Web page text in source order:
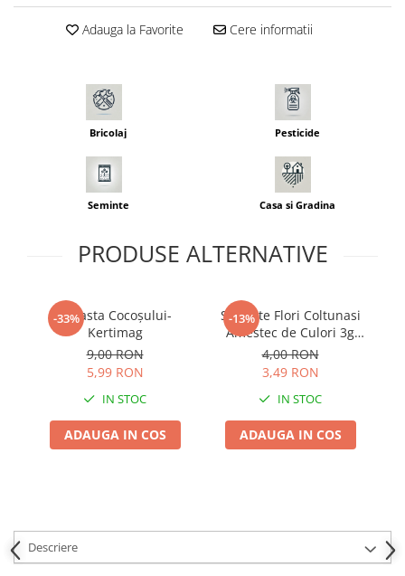
Seminte salata
Seminte sfecla
Seminte varza
Seminte Vinete
Seminte zucchini
Seminte Legume Profesionale
Seminte pentru germinare
Diverse
Insecticid
Tratamente repaus vegetativ
Ingrasaminte plante - CUTIE / KG
Ingrasaminte plante - ECOLOGICE
Adauga la Favorite Cere informatii
Bricolaj Pesticide
Seminte Casa si Gradina
PRODUSE ALTERNATIVE
-33%
Creasta Cocoșului-
Kertimag
9,00 RON
5,99 RON
IN STOC
ADAUGA IN COS
-13%
Seminte Flori Coltunasi
Amestec de Culori 3g
Kertimag - Tropaeolum
Majus Tarator si
Comestibil
4,00 RON
3,49 RON
IN STOC
ADAUGA IN COS
Descriere